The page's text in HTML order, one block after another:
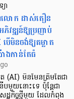
ា
លោក ដាស់តឿន
វឌ្ឍន៍ឱ្យប្រញាប់
មិនចង់ឱ្យគម្លាត
ងកាន់តែធំ
(AI) មិនមែនត្រឹមតែជា
ើបមួយនោះទេ ប៉ុន្តែជា
ដ្ឋកិច្ចថ្មីមួយ ដែលកំពុង